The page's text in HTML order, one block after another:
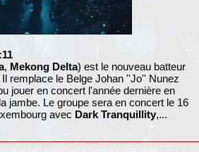
, Mekong Delta) est le nouveau batteur
Il remplace le Belge Johan ''Jo'' Nunez
jouer en concert l'année dernière en
jambe. Le groupe sera en concert le 16
avec Dark Tranquillity,...